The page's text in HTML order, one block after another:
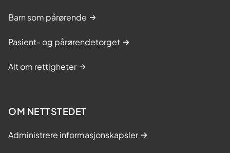
Barn som pårørende
Pasient- og pårørendetorget
Alt om rettigheter
OM NETTSTEDET
Administrere informasjonskapsler